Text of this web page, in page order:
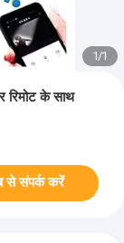
1/1
रिमोट के साथ
से संपर्क करें